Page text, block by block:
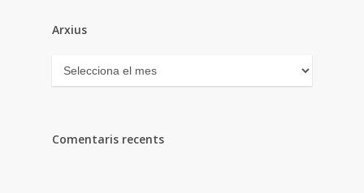
Arxius
Arxius
Comentaris recents